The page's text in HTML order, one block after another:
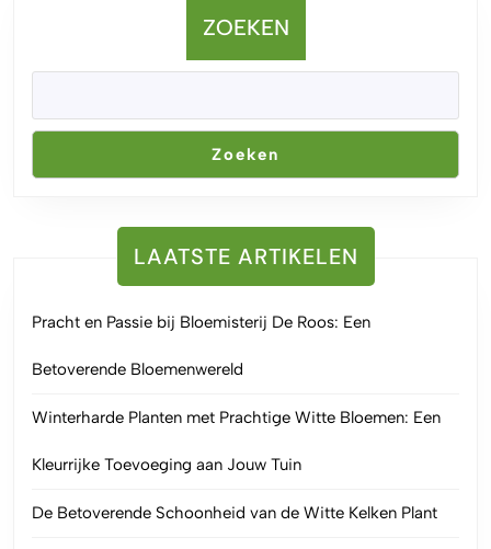
ZOEKEN
Zoeken
LAATSTE ARTIKELEN
Pracht en Passie bij Bloemisterij De Roos: Een
Betoverende Bloemenwereld
Winterharde Planten met Prachtige Witte Bloemen: Een
Kleurrijke Toevoeging aan Jouw Tuin
De Betoverende Schoonheid van de Witte Kelken Plant